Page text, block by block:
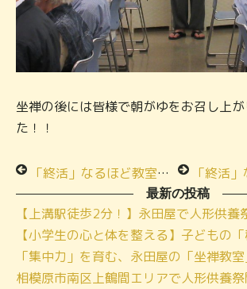
坐禅の後には皆様で朝がゆをお召し上
た！！
「終活」なるほど教室★季節のお料理お食事会★メモリアルハウス小田急相模原 「終活」なるほど教室 葬儀後の手
最新の投稿
【上溝駅徒歩2分！】永田屋で人形供養
【小学生の心と体を整える】子どもの
「集中力」を育む、永田屋の「坐禅教室
相模原市南区上鶴間エリアで人形供養